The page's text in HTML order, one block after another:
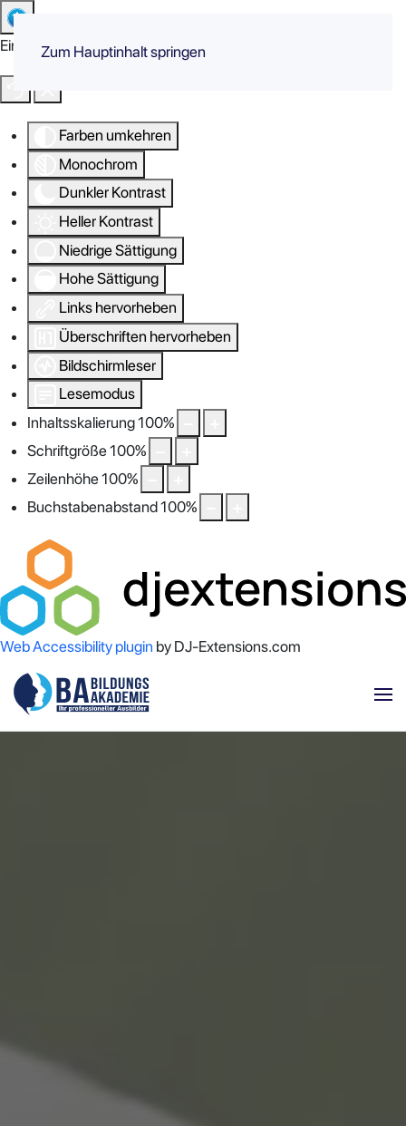
Eingabehilfen öffnen
Farben umkehren
Monochrom
Dunkler Kontrast
Heller Kontrast
Niedrige Sättigung
Hohe Sättigung
Links hervorheben
Überschriften hervorheben
Bildschirmleser
Lesemodus
Inhaltsskalierung100%
Schriftgröße100%
Zeilenhöhe100%
Buchstabenabstand100%
Web Accessibility plugin by DJ-Extensions.com
Zum Hauptinhalt springen